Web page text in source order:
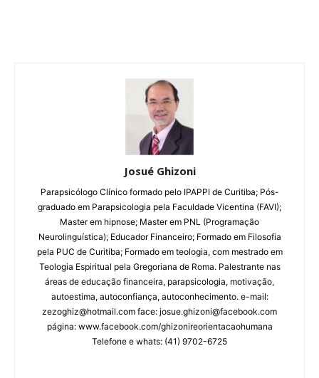
Josué Ghizoni
Parapsicólogo Clínico formado pelo IPAPPI de Curitiba; Pós-
graduado em Parapsicologia pela Faculdade Vicentina (FAVI);
Master em hipnose; Master em PNL (Programação
Neurolinguística); Educador Financeiro; Formado em Filosofia
pela PUC de Curitiba; Formado em teologia, com mestrado em
Teologia Espiritual pela Gregoriana de Roma. Palestrante nas
áreas de educação financeira, parapsicologia, motivação,
autoestima, autoconfiança, autoconhecimento. e-mail:
zezoghiz@hotmail.com face: josue.ghizoni@facebook.com
página: www.facebook.com/ghizonireorientacaohumana
Telefone e whats: (41) 9702-6725